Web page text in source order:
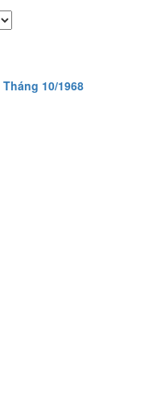
Tháng 10/1968